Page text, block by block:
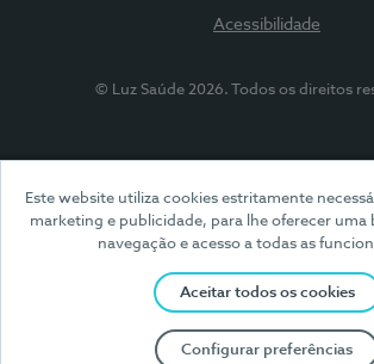
Este website utiliza cookies estritamente
marketing e publicidade, para lhe oferecer uma
navegação e acesso a todas as
Aceitar todos os cookies
Configurar preferências
Acessibilidade
© Luz Saúde 2026. Todos os direitos